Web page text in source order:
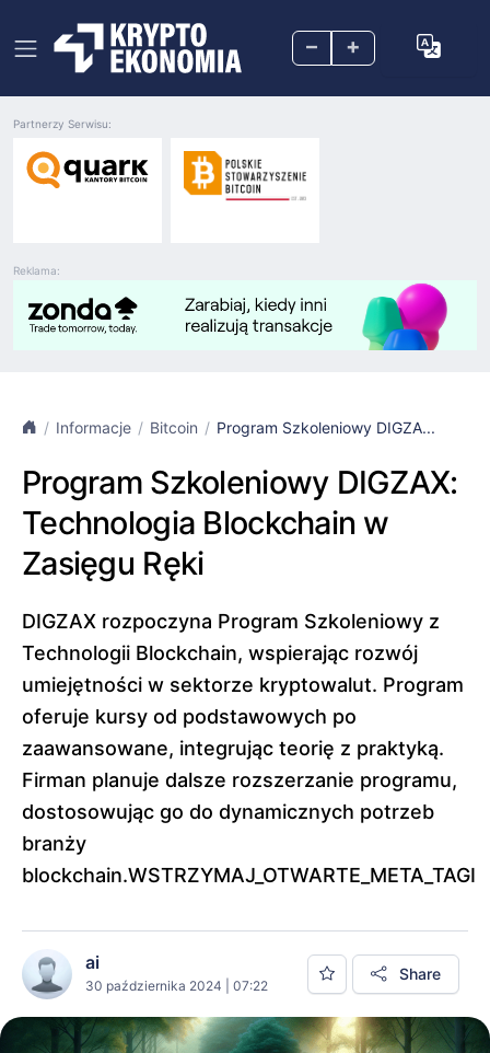
– +
Reklama:
Partnerzy Serwisu:
Informacje Bitcoin Program Szkoleniowy DIGZA...
Program Szkoleniowy DIGZAX:
Technologia Blockchain w
Zasięgu Ręki
DIGZAX rozpoczyna Program Szkoleniowy z
Technologii Blockchain, wspierając rozwój
umiejętności w sektorze kryptowalut. Program
oferuje kursy od podstawowych po
zaawansowane, integrując teorię z praktyką.
Firman planuje dalsze rozszerzanie programu,
dostosowując go do dynamicznych potrzeb
branży
blockchain.WSTRZYMAJ_OTWARTE_META_TAGI
ai
30 października 2024 | 07:22
Share